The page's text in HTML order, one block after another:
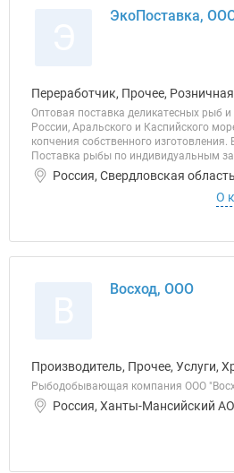
ЭкоПоставка,
Переработчик, Прочее,
Оптовая поставка деликатесных рыб
России, Аральского и Каспийского
копчения собственного изготовления.
Поставка рыбы по индивидуальным
Россия, Свердловская
О
Восход, ООО
Производитель, Прочее, Услуги,
Рыбодобывающая компания ООО
Россия, Ханты-Мансийский